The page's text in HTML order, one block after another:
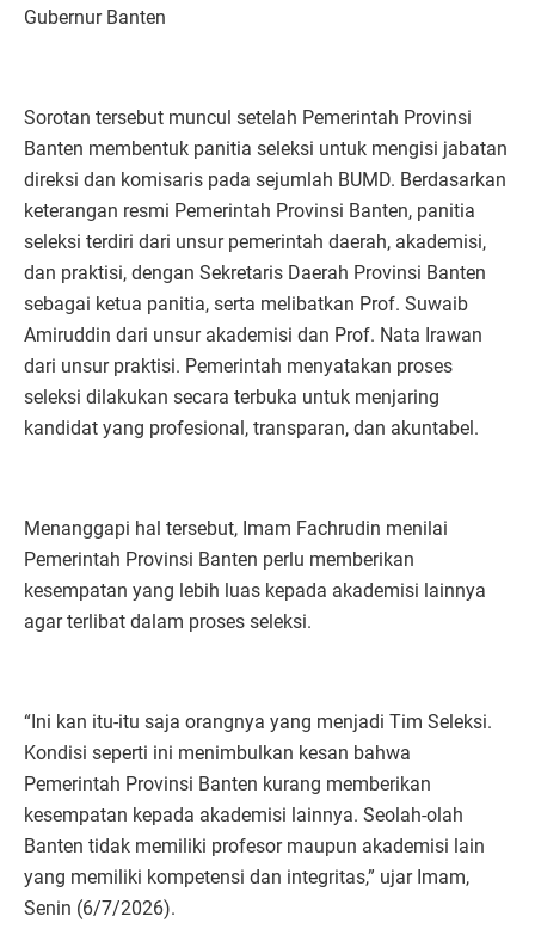
Gubernur Banten
Sorotan tersebut muncul setelah Pemerintah Provinsi
Banten membentuk panitia seleksi untuk mengisi jabatan
direksi dan komisaris pada sejumlah BUMD. Berdasarkan
keterangan resmi Pemerintah Provinsi Banten, panitia
seleksi terdiri dari unsur pemerintah daerah, akademisi,
dan praktisi, dengan Sekretaris Daerah Provinsi Banten
sebagai ketua panitia, serta melibatkan Prof. Suwaib
Amiruddin dari unsur akademisi dan Prof. Nata Irawan
dari unsur praktisi. Pemerintah menyatakan proses
seleksi dilakukan secara terbuka untuk menjaring
kandidat yang profesional, transparan, dan akuntabel.
Menanggapi hal tersebut, Imam Fachrudin menilai
Pemerintah Provinsi Banten perlu memberikan
kesempatan yang lebih luas kepada akademisi lainnya
agar terlibat dalam proses seleksi.
“Ini kan itu-itu saja orangnya yang menjadi Tim Seleksi.
Kondisi seperti ini menimbulkan kesan bahwa
Pemerintah Provinsi Banten kurang memberikan
kesempatan kepada akademisi lainnya. Seolah-olah
Banten tidak memiliki profesor maupun akademisi lain
yang memiliki kompetensi dan integritas,” ujar Imam,
Senin (6/7/2026).